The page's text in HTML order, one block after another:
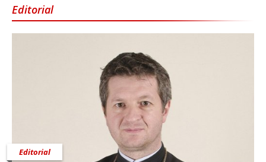
Editorial
Editorial